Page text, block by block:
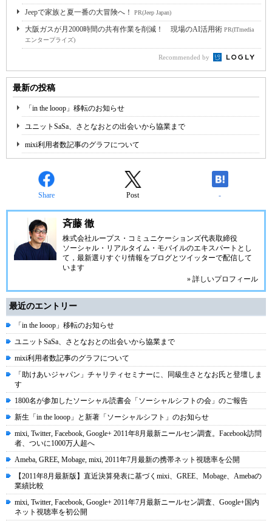
Jeepで家族と夏一番の大冒険へ！ PR(Jeep Japan)
大阪ガスが月2000時間の共有作業を削減！ 現場のAI活用術 PR(ITmedia
エンタープライズ)
Recommended by
最新の投稿
「in the looop」移転のお知らせ
ユニットSaSa、さとなおとの出会いから協業まで
mixi利用者数記事のグラフについて
Share Post -
斉藤 徹
株式会社ループス・コミュニケーションズ代表取締役
ソーシャル・リアルタイム・モバイルのエキスパートとし
て，最新選りすぐり情報をブログとツイッターで配信して
います
» 詳しいプロフィール
最近のエントリー
「in the looop」移転のお知らせ
ユニットSaSa、さとなおとの出会いから協業まで
mixi利用者数記事のグラフについて
「助けあいジャパン」チャリティセミナーに、同級生さとなお氏と登壇しま
す
1800名が参加したソーシャル読書会「ソーシャルシフトの会」のご報告
新生「in the looop」と新著「ソーシャルシフト」のお知らせ
mixi, Twitter, Facebook, Google+ 2011年8月最新ニールセン調査。Facebook訪問
者、ついに1000万人超へ
Ameba, GREE, Mobage, mixi, 2011年7月最新の携帯ネット視聴率を公開
【2011年8月最新版】直近決算発表に基づくmixi、GREE、Mobage、Amebaの
業績比較
mixi, Twitter, Facebook, Google+ 2011年7月最新ニールセン調査、Google+国内
ネット視聴率を初公開